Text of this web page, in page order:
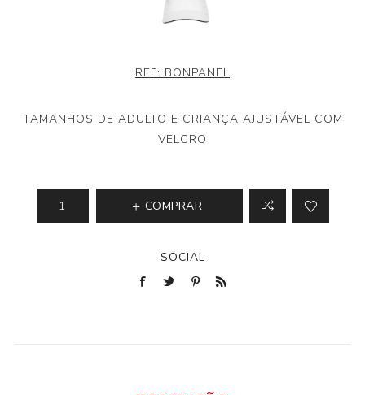
REF: BONPANEL
TAMANHOS DE ADULTO E CRIANÇA AJUSTÁVEL COM
VELCRO
COMPRAR
SOCIAL